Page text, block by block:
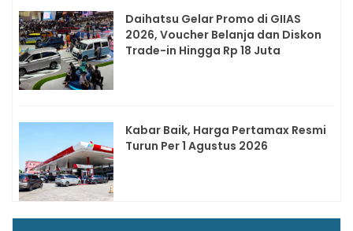
Daihatsu Gelar Promo di GIIAS
2026, Voucher Belanja dan Diskon
Trade-in Hingga Rp 18 Juta
Kabar Baik, Harga Pertamax Resmi
Turun Per 1 Agustus 2026